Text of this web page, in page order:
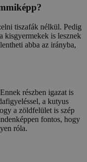
tiszafák nélkül. Pedig
kisgyermekek is lesznek
abba az irányba,
részben igazat is
a kutyus
a zöldfelület is szép
fontos, hogy
róla.